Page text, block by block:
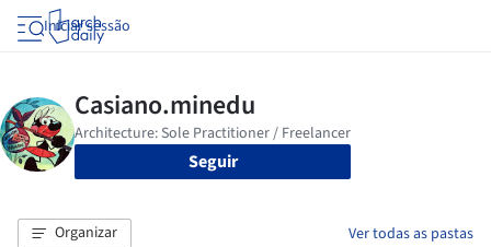
Iniciar sessão
Seguir
Organizar Ver todas as pastas